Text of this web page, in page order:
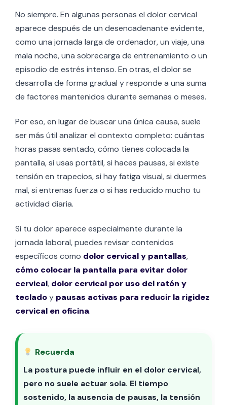
No siempre. En algunas personas el dolor cervical
aparece después de un desencadenante evidente,
como una jornada larga de ordenador, un viaje, una
mala noche, una sobrecarga de entrenamiento o un
episodio de estrés intenso. En otras, el dolor se
desarrolla de forma gradual y responde a una suma
de factores mantenidos durante semanas o meses.
Por eso, en lugar de buscar una única causa, suele
ser más útil analizar el contexto completo: cuántas
horas pasas sentado, cómo tienes colocada la
pantalla, si usas portátil, si haces pausas, si existe
tensión en trapecios, si hay fatiga visual, si duermes
mal, si entrenas fuerza o si has reducido mucho tu
actividad diaria.
Si tu dolor aparece especialmente durante la
jornada laboral, puedes revisar contenidos
específicos como dolor cervical y pantallas,
cómo colocar la pantalla para evitar dolor
cervical, dolor cervical por uso del ratón y
tecladoy pausas activas para reducir la rigidez
cervical en oficina.
Recuerda
La postura puede influir en el dolor cervical,
pero no suele actuar sola. El tiempo
sostenido, la ausencia de pausas, la tensión